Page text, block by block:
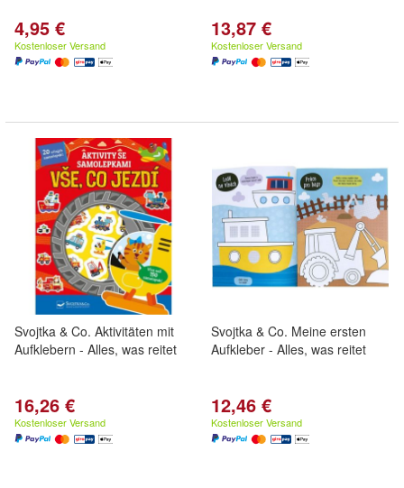
4,95 €
Kostenloser Versand
13,87 €
Kostenloser Versand
Svojtka & Co. Aktivitäten mit
Aufklebern - Alles, was reitet
16,26 €
Kostenloser Versand
Svojtka & Co. Meine ersten
Aufkleber - Alles, was reitet
12,46 €
Kostenloser Versand